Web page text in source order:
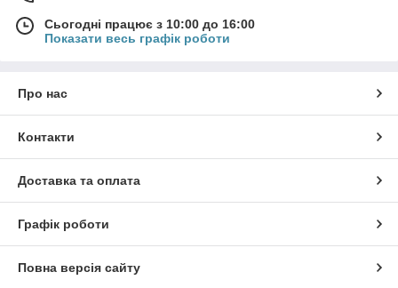
Сьогодні працює з 10:00 до 16:00
Показати весь графік роботи
Про нас
Контакти
Доставка та оплата
Графік роботи
Повна версія сайту